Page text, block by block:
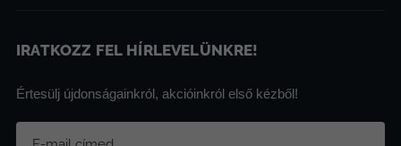
IRATKOZZ FEL HÍRLEVELÜNKRE!
Értesülj újdonságainkról, akcióinkról első kézből!